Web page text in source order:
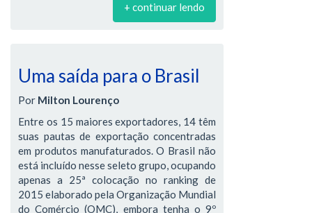
+ continuar lendo
Uma saída para o Brasil
Por Milton Lourenço
Entre os 15 maiores exportadores, 14 têm
suas pautas de exportação concentradas
em produtos manufaturados. O Brasil não
está incluído nesse seleto grupo, ocupando
apenas a 25ª colocação no ranking de
2015 elaborado pela Organização Mundial
do Comércio (OMC), embora tenha o 9º